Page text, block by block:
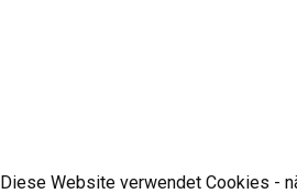
Diese Website verwendet Cookies -